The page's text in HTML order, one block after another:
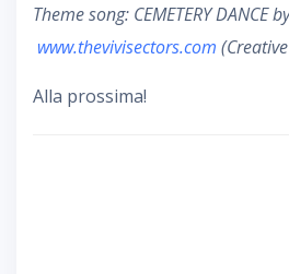
Theme song: CEMETERY DANCE
www.thevivisectors.com
Alla prossima!